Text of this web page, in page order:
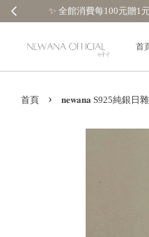
首
首頁 › 𝐧𝐞𝐰𝐚𝐧𝐚 S925純銀日